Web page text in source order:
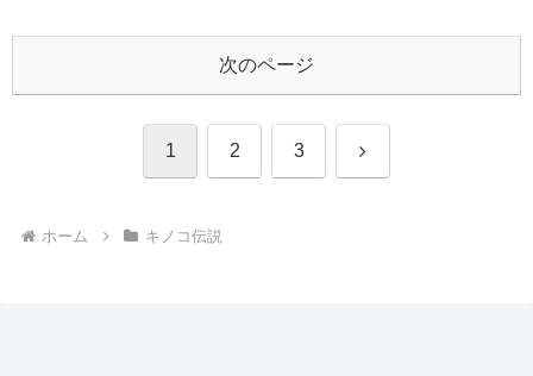
次のページ
1 2 3 次
ホーム キノコ伝説